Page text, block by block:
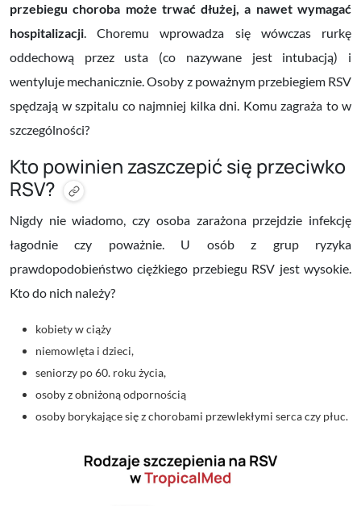
przebiegu choroba może trwać dłużej, a nawet wymagać
hospitalizacji. Choremu wprowadza się wówczas rurkę
oddechową przez usta (co nazywane jest intubacją) i
wentyluje mechanicznie. Osoby z poważnym przebiegiem RSV
spędzają w szpitalu co najmniej kilka dni. Komu zagraża to w
szczególności?
Kto powinien zaszczepić się przeciwko
RSV?
Nigdy nie wiadomo, czy osoba zarażona przejdzie infekcję
łagodnie czy poważnie. U osób z grup ryzyka
prawdopodobieństwo ciężkiego przebiegu RSV jest wysokie.
Kto do nich należy?
kobiety w ciąży
niemowlęta i dzieci,
seniorzy po 60. roku życia,
osoby z obniżoną odpornością
osoby borykające się z chorobami przewlekłymi serca czy płuc.